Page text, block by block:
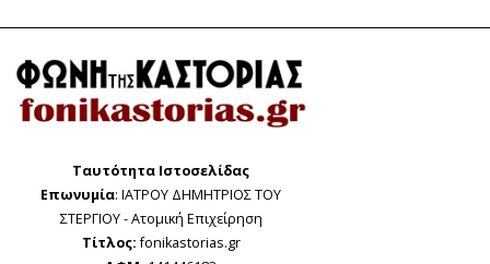
Ταυτότητα Ιστοσελίδας
Επωνυμία: ΙΑΤΡΟΥ ΔΗΜΗΤΡΙΟΣ ΤΟΥ
ΣΤΕΡΓΙΟΥ - Ατομική Επιχείρηση
Τίτλος:fonikastorias.gr